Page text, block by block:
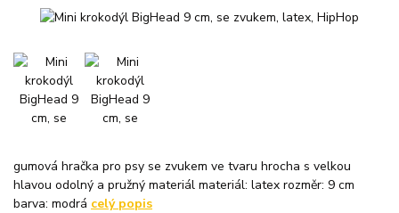
gumová hračka pro psy se zvukem ve tvaru hrocha s velkou
hlavou odolný a pružný materiál materiál: latex rozměr: 9 cm
barva: modrá celý popis